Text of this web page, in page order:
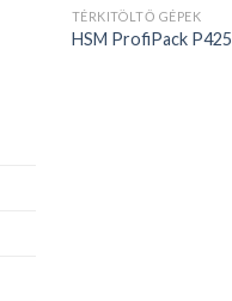
TÉRKITÖLTŐ GÉPEK
HSM ProfiPack P425